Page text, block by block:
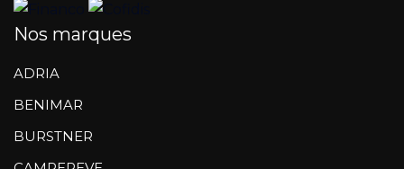
Nos marques
ADRIA
BENIMAR
BURSTNER